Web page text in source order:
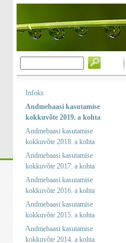
Infoks
Andmebaasi kasutamise
kokkuvõte 2019. a kohta
Andmebaasi kasutamise
kokkuvõte 2018. a kohta
Andmebaasi kasutamise
kokkuvõte 2017. a kohta
Andmebaasi kasutamise
kokkuvõte 2016. a kohta
Andmebaasi kasutamise
kokkuvõte 2015. a kohta
Andmebaasi kasutamise
kokkuvõte 2014. a kohta